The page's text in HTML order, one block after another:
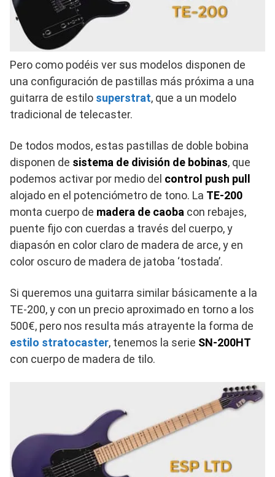
Pero como podéis ver sus modelos disponen de
una configuración de pastillas más próxima a una
guitarra de estilo superstrat, que a un modelo
tradicional de telecaster.
De todos modos, estas pastillas de doble bobina
disponen de sistema de división de bobinas, que
podemos activar por medio del control push pull
alojado en el potenciómetro de tono. La TE-200
monta cuerpo de madera de caoba con rebajes,
puente fijo con cuerdas a través del cuerpo, y
diapasón en color claro de madera de arce, y en
color oscuro de madera de jatoba ‘tostada’.
Si queremos una guitarra similar básicamente a la
TE-200, y con un precio aproximado en torno a los
500€, pero nos resulta más atrayente la forma de
estilo stratocaster, tenemos la serie SN-200HT
con cuerpo de madera de tilo.